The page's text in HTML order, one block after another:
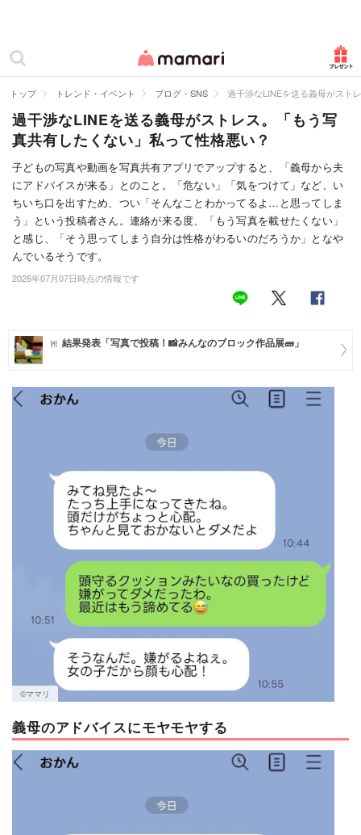
ママリ
カテゴリー一覧
妊娠
出産
赤ちゃん・育児
子育て・家族
病院
美容・ファッション
住まい
マネー
トップ トレンド・イベント ブログ・SNS 過干渉なLINEを送る義母がスト
過干渉なLINEを送る義母がストレス。「もう写
真共有したくない」私って性格悪い？
子どもの写真や動画を写真共有アプリでアップすると、「義母から夫
にアドバイスが来る」とのこと。「危ない」「気をつけて」など、い
ちいち口を出すため、つい「そんなことわかってるよ…と思ってしま
う」という投稿者さん。連絡が来る度、「もう写真を載せたくない」
と感じ、「そう思ってしまう自分は性格がわるいのだろうか」となや
んでいるそうです。
2026年07月07日時点の情報です
結果発表「写真で投稿！📸みんなのブロック作品展🧱」
©︎ママリ
義母のアドバイスにモヤモヤする